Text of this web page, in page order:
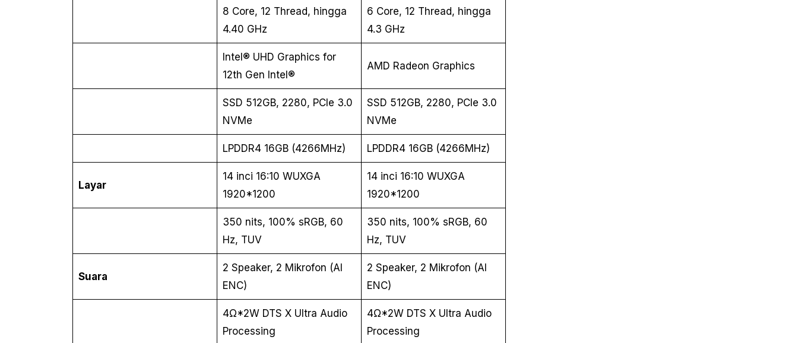
8 Core, 12 Thread, hingga
4.40 GHz
6 Core, 12 Thread, hingga
4.3 GHz
Intel® UHD Graphics for
12th Gen Intel®
AMD Radeon Graphics
SSD 512GB, 2280, PCIe 3.0
NVMe
SSD 512GB, 2280, PCIe 3.0
NVMe
LPDDR4 16GB (4266MHz) LPDDR4 16GB (4266MHz)
Layar
14 inci 16:10 WUXGA
1920*1200
14 inci 16:10 WUXGA
1920*1200
350 nits, 100% sRGB, 60
Hz, TUV
350 nits, 100% sRGB, 60
Hz, TUV
Suara
2 Speaker, 2 Mikrofon (AI
ENC)
2 Speaker, 2 Mikrofon (AI
ENC)
4Ω*2W DTS X Ultra Audio
Processing
4Ω*2W DTS X Ultra Audio
Processing